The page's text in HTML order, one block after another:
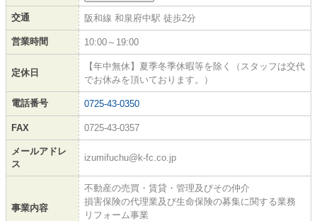
交通 阪和線 和泉府中駅 徒歩2分
営業時間 10:00～19:00
定休日
【年中無休】夏季冬季休暇等を除く（スタッフは交代
でお休みを頂いております。）
電話番号 0725-43-0350
FAX 0725-43-0357
メールアドレ
ス
izumifuchu@k-fc.co.jp
事業内容
不動産の売買・賃貸・管理及びその仲介
損害保険の代理業及び生命保険の募集に関する業務
リフォーム事業